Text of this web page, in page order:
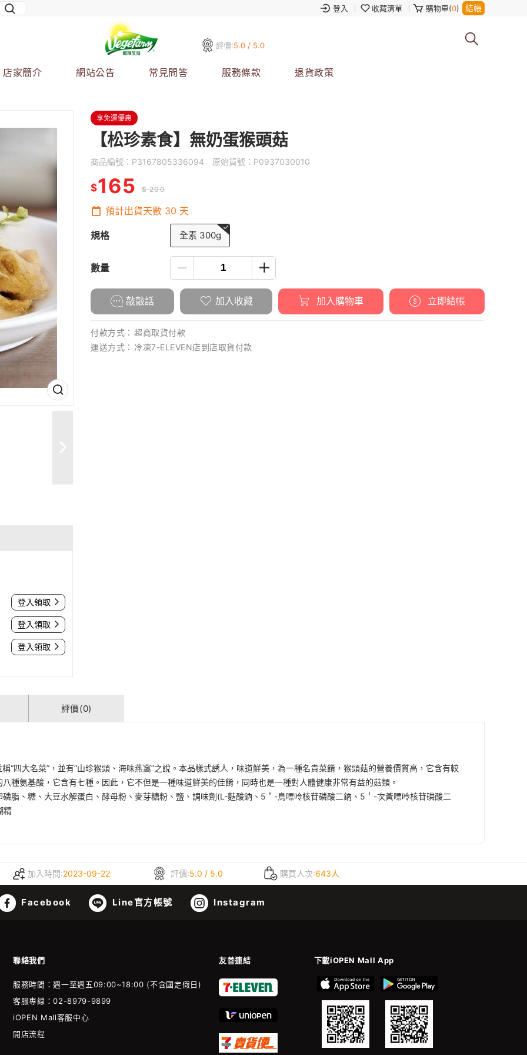
登入 收藏清單 購物車(0) 結帳
評價:5.0 / 5.0
店家簡介 網站公告 常見問答 服務條款 退貨政策
登入領取
登入領取
登入領取
享免運優惠
【松珍素食】無奶蛋猴頭菇
商品編號： P3167805336094 原始貨號： P0937030010
$165 $ 200
預計出貨天數 30 天
規格 全素 300g
數量
敲敲話 加入收藏 加入購物車 立即結帳
付款方式： 超商取貨付款
運送方式： 冷凍7-ELEVEN店到店取貨付款
評價(0)
四大名菜”，並有“山珍猴頭、海味燕窩”之說。本品樣式誘人，味道鮮美，為一種名貴菜餚，猴頭菇的營養價質高，它含有較
種氨基酸，它含有七種。因此，它不但是一種味道鮮美的佳餚，同時也是一種對人體健康非常有益的菇類。
脂、糖、大豆水解蛋白、酵母粉、麥芽糖粉、鹽、調味劑(L-麩酸鈉、5＇-鳥嘌呤核苷磷酸二鈉、5＇-次黃嘌呤核苷磷酸二
精
加入時間:2023-09-22 評價:5.0 / 5.0 購買人次:643人
Facebook Line官方帳號 Instagram
聯絡我們 友善連結 下載iOPEN Mall App
服務時間：週一至週五09:00~18:00 (不含國定假日)
客服專線：02-8979-9899
iOPEN Mall客服中心
開店流程